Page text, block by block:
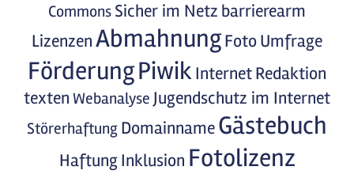
Commons Sicher im Netz barrierearm
LizenzenAbmahnungFotoUmfrage
FörderungPiwikInternetRedaktion
texten Webanalyse Jugendschutz im Internet
Störerhaftung DomainnameGästebuch
Haftung Inklusion Fotolizenz